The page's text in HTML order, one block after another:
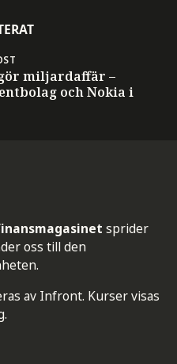
miljardaffär –
och Nokia i
sprider
oss till den
av Infront. Kurser visas